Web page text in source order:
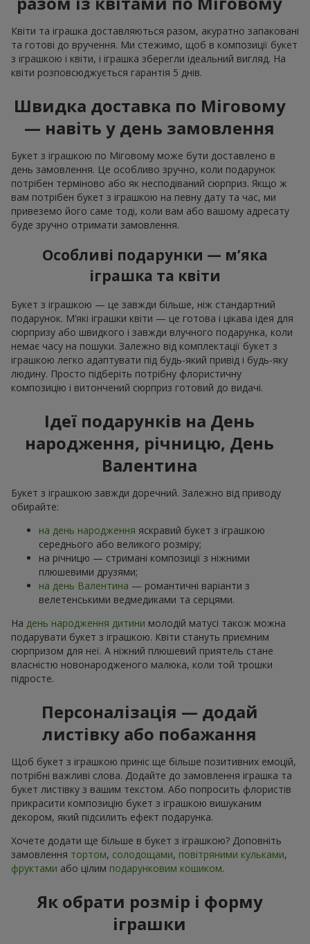
Квіти та іграшка доставляються разом, акуратно запаковані
та готові до вручення. Ми стежимо, щоб в композиції букет
з іграшкою і квіти, і іграшка зберегли ідеальний вигляд. На
квіти розповсюджується гарантія 5 днів.
Швидка доставка по Міговому
— навіть у день замовлення
Букет з іграшкою по Міговому може бути доставлено в
день замовлення. Це особливо зручно, коли подарунок
потрібен терміново або як несподіваний сюрприз. Якщо ж
вам потрібен букет з іграшкою на певну дату та час, ми
привеземо його саме тоді, коли вам або вашому адресату
буде зручно отримати замовлення.
Особливі подарунки — м’яка
іграшка та квіти
Букет з іграшкою — це завжди більше, ніж стандартний
подарунок. М’які іграшки квіти — це готова і цікава ідея для
сюрпризу або швидкого і завжди влучного подарунка, коли
немає часу на пошуки. Залежно від комплектації букет з
іграшкою легко адаптувати під будь-який привід і будь-яку
людину. Просто підберіть потрібну флористичну
композицію і витончений сюрприз готовий до видачі.
Ідеї подарунків на День
народження, річницю, День
Валентина
Букет з іграшкою завжди доречний. Залежно від приводу
обирайте:
на день народження яскравий букет з іграшкою
середнього або великого розміру;
на річницю — стримані композиції з ніжними
плюшевими друзями;
на день Валентина — романтичні варіанти з
велетенськими ведмедиками та серцями.
На день народження дитини молодій матусі також можна
подарувати букет з іграшкою. Квіти стануть приємним
сюрпризом для неї. А ніжний плюшевий приятель стане
власністю новонародженого малюка, коли той трошки
підросте.
Персоналізація — додай
листівку або побажання
Щоб букет з іграшкою приніс ще більше позитивних емоцій,
потрібні важливі слова. Додайте до замовлення іграшка та
букет листівку з вашим текстом. Або попросить флористів
прикрасити композицію букет з іграшкою вишуканим
декором, який підсилить ефект подарунка.
Хочете додати ще більше в букет з іграшкою? Доповніть
замовлення тортом, солодощами, повітряними кульками,
фруктами або цілим подарунковим кошиком.
Як обрати розмір і форму
іграшки